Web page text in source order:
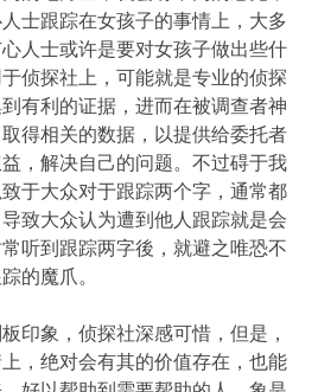
士跟踪在女孩子的事情上，大多
人士或许是要对女孩子做出些什
侦探社上，可能就是专业的侦探
有利的证据，进而在被调查者神
得相关的数据，以提供给委托者
，解决自己的问题。不过碍于我
于大众对于跟踪两个字，通常都
致大众认为遭到他人跟踪就是会
听到跟踪两字後，就避之唯恐不
的魔爪。
印象，侦探社深感可惜，但是，
，绝对会有其的价值存在，也能